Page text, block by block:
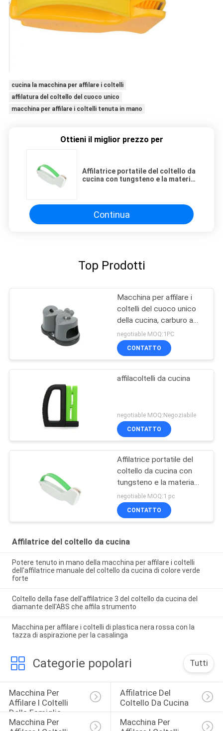
cucina la macchina per affilare i coltelli
affilatura del coltello del cuoco unico
macchina per affilare i coltelli tenuta in mano
Ottieni il miglior prezzo per
Affilatrice portatile del coltello da
cucina con tungsteno e la materia
Continua
Top Prodotti
Macchina per affilare i
coltelli del cuoco unico
della cucina, carburo a
due fasi ed affilatrice
ceramica
negotiable MOQ:1PC
CONTATTO
affilacoltelli da cucina
negotiable MOQ:Negoziabile
CONTATTO
Affilatrice portatile del
coltello da cucina con
tungsteno e la materia
plastica dell'ABS
negotiable MOQ:1 pc
CONTATTO
Affilatrice del coltello da cucina
Potere tenuto in mano della macchina per affilare i coltelli
dell'affilatrice manuale del coltello da cucina di colore verde
forte
Coltello della fase dell'affilatrice 3 del coltello da cucina del
diamante dell'ABS che affila strumento
Macchina per affilare i coltelli di plastica nera rossa con la
tazza di aspirazione per la casalinga
Categorie popolari Tutti
Macchina Per
Affilare I Coltelli
Della Famiglia
Affilatrice Del
Coltello Da Cucina
Macchina Per
Macchina Per